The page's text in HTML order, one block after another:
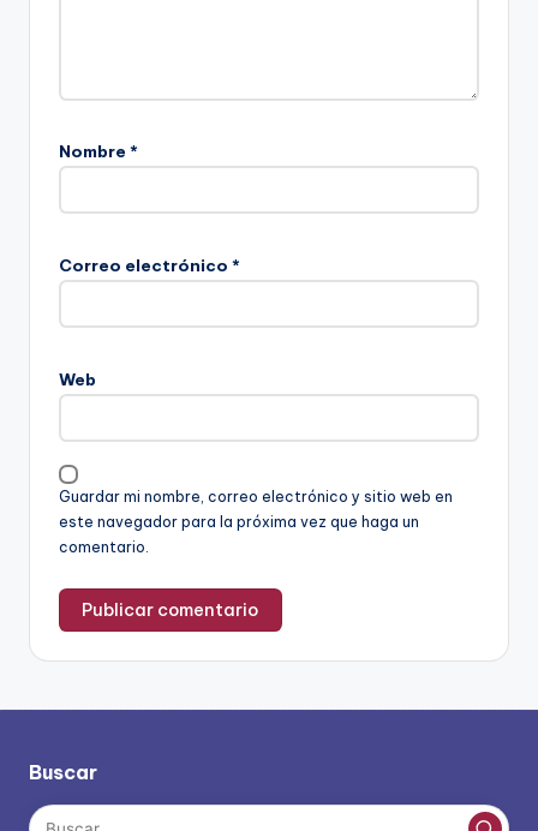
Nombre *
Correo electrónico *
Web
Guardar mi nombre, correo electrónico y sitio web en
este navegador para la próxima vez que haga un
comentario.
Buscar